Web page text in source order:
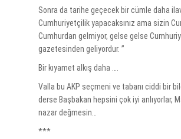
Sonra da tarihe geçecek bir cümle daha
Cumhuriyetçilik yapacaksınız ama sizin
Cumhurdan gelmiyor, gelse gelse
gazetesinden geliyordur. ”
Bir kıyamet alkış daha ….
Valla bu AKP seçmeni ve tabanı ciddi bir
derse Başbakan hepsini çok iyi anlıyorlar,
nazar değmesin…
***